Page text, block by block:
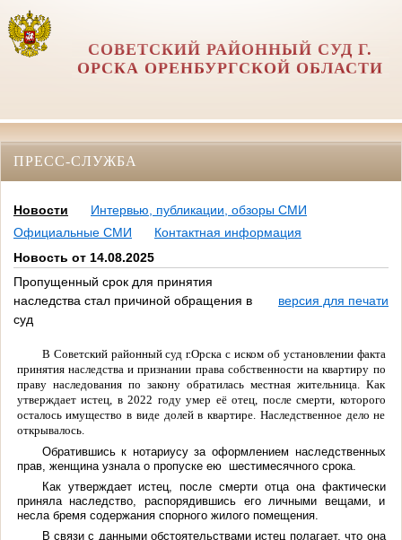
СОВЕТСКИЙ РАЙОННЫЙ СУД Г.
ОРСКА ОРЕНБУРГСКОЙ ОБЛАСТИ
ПРЕСС-СЛУЖБА
Новости
Интервью, публикации, обзоры СМИ
Официальные СМИ
Контактная информация
Новость от 14.08.2025
Пропущенный срок для принятия
наследства стал причиной обращения в
суд
версия для печати
В Советский районный суд г.Орска с иском об установлении факта
принятия наследства и признании права собственности на квартиру по
праву наследования по закону обратилась местная жительница. Как
утверждает истец, в 2022 году умер её отец, после смерти, которого
осталось имущество в виде долей в квартире. Наследственное дело не
открывалось.
Обратившись к нотариусу за оформлением наследственных
прав, женщина узнала о пропуске ею шестимесячного срока.
Как утверждает истец, после смерти отца она фактически
приняла наследство, распорядившись его личными вещами, и
несла бремя содержания спорного жилого помещения.
В связи с данными обстоятельствами истец полагает, что она